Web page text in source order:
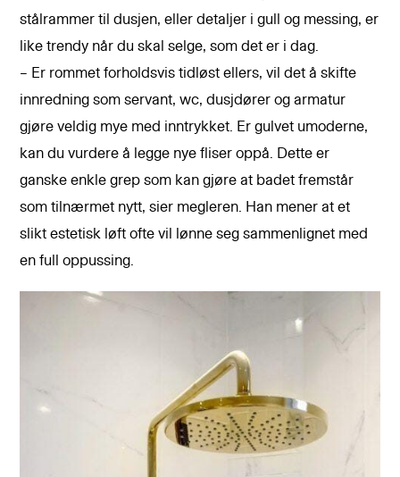
stålrammer til dusjen, eller detaljer i gull og messing, er
like trendy når du skal selge, som det er i dag.
– Er rommet forholdsvis tidløst ellers, vil det å skifte
innredning som servant, wc, dusjdører og armatur
gjøre veldig mye med inntrykket. Er gulvet umoderne,
kan du vurdere å legge nye fliser oppå. Dette er
ganske enkle grep som kan gjøre at badet fremstår
som tilnærmet nytt, sier megleren. Han mener at et
slikt estetisk løft ofte vil lønne seg sammenlignet med
en full oppussing.